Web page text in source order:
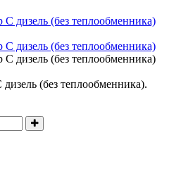
(без теплообменника).